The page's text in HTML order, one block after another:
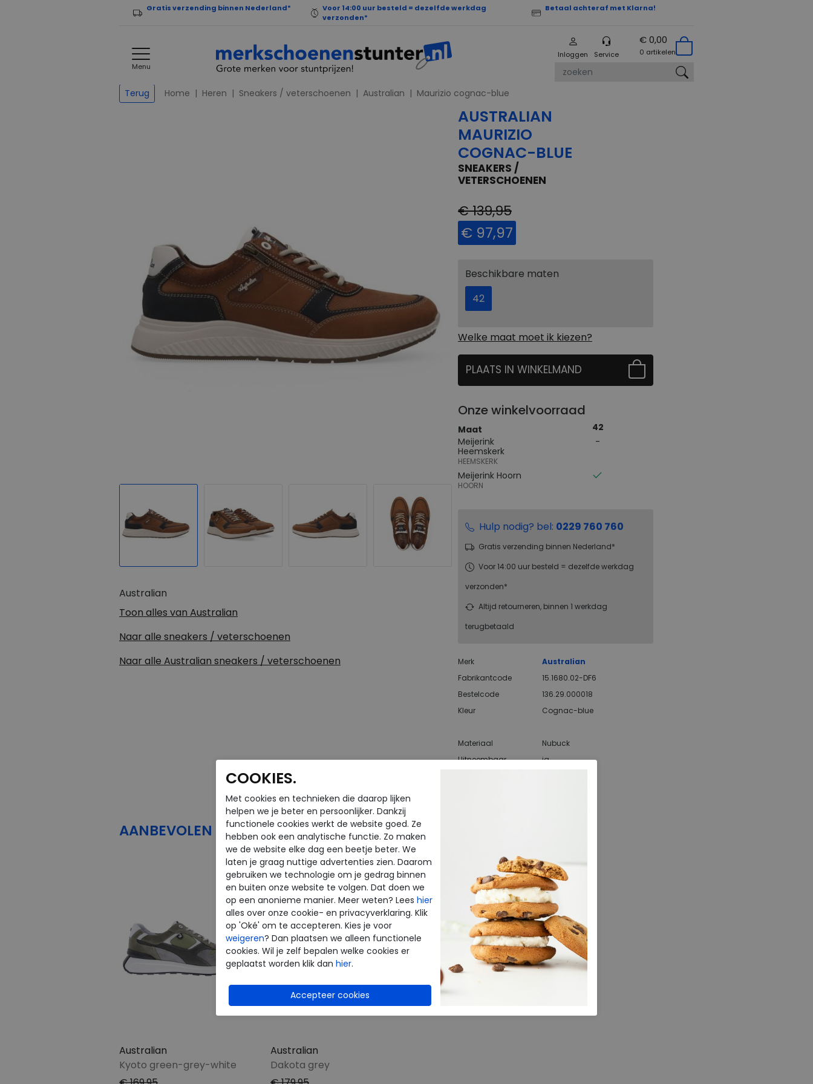
Gratis verzending binnen Nederland*
Voor 14:00 uur besteld = dezelfde werkdag
verzonden*
Betaal achteraf met Klarna!
Menu
Inloggen Service
€ 0,00
0 artikelen
Terug Home Heren Sneakers / veterschoenen Australian Maurizio cognac-blue
Australian
Toon alles van Australian
Naar alle sneakers / veterschoenen
Naar alle Australian sneakers / veterschoenen
AUSTRALIAN
MAURIZIO
COGNAC-BLUE
SNEAKERS /
VETERSCHOENEN
€ 139,95
€ 97,97
Beschikbare maten
42
Welke maat moet ik kiezen?
PLAATS IN WINKELMAND
Onze winkelvoorraad
Maat
42
Meijerink
Heemskerk
HEEMSKERK
Meijerink Hoorn
HOORN
Hulp nodig? bel: 0229 760 760
Gratis verzending binnen Nederland*
Voor 14:00 uur besteld = dezelfde werkdag
verzonden*
Altijd retourneren, binnen 1 werkdag
terugbetaald
Merk
Australian
Fabrikantcode
15.1680.02-DF6
Bestelcode
136.29.000018
Kleur
Cognac-blue
Materiaal
Nubuck
Uitneembaar
ja
AANBEVOLEN PRODUCTEN
Australian
Kyoto green-grey-white
Australian
Dakota grey
COOKIES.
Met cookies en technieken die daarop lijken
helpen we je beter en persoonlijker. Dankzij
functionele cookies werkt de website goed. Ze
hebben ook een analytische functie. Zo maken
we de website elke dag een beetje beter. We
laten je graag nuttige advertenties zien. Daarom
gebruiken we technologie om je gedrag binnen
en buiten onze website te volgen. Dat doen we
op een anonieme manier. Meer weten? Lees hier
alles over onze cookie- en privacyverklaring. Klik
op 'Oké' om te accepteren. Kies je voor
weigeren? Dan plaatsen we alleen functionele
cookies. Wil je zelf bepalen welke cookies er
geplaatst worden klik dan hier.